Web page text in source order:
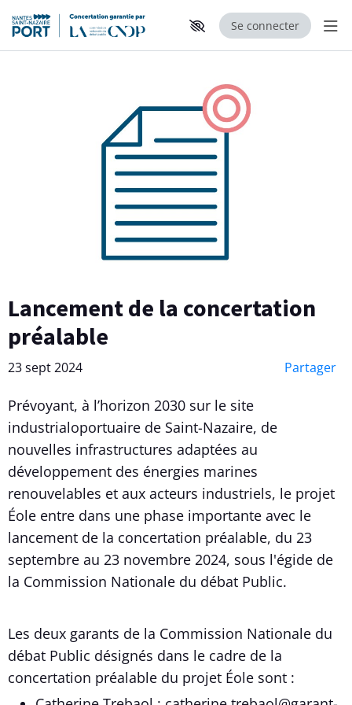
Se connecter
Lancement de la concertation
préalable
23 sept 2024 Partager
Prévoyant, à l’horizon 2030 sur le site
industrialoportuaire de Saint-Nazaire, de
nouvelles infrastructures adaptées au
développement des énergies marines
renouvelables et aux acteurs industriels, le projet
Éole entre dans une phase importante avec le
lancement de la concertation préalable, du 23
septembre au 23 novembre 2024, sous l'égide de
la Commission Nationale du débat Public.
Les deux garants de la Commission Nationale du
débat Public désignés dans le cadre de la
concertation préalable du projet Éole sont :